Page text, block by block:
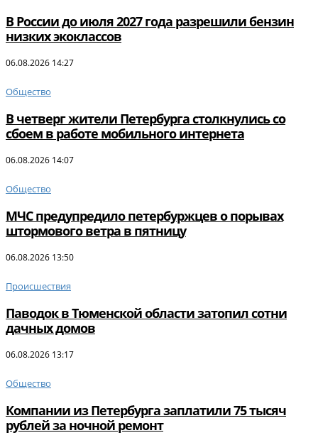
В России до июля 2027 года разрешили бензин
низких экоклассов
06.08.2026 14:27
Общество
В четверг жители Петербурга столкнулись со
сбоем в работе мобильного интернета
06.08.2026 14:07
Общество
МЧС предупредило петербуржцев о порывах
штормового ветра в пятницу
06.08.2026 13:50
Происшествия
Паводок в Тюменской области затопил сотни
дачных домов
06.08.2026 13:17
Общество
Компании из Петербурга заплатили 75 тысяч
рублей за ночной ремонт